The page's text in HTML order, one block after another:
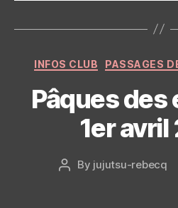
INFOS CLUB PASSAGES
Pâques des
1er
Post
By jujutsu-rebecq